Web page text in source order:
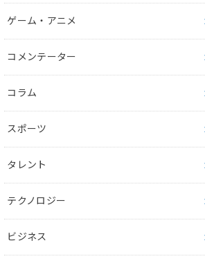
ゲーム・アニメ
コメンテーター
コラム
スポーツ
タレント
テクノロジー
ビジネス